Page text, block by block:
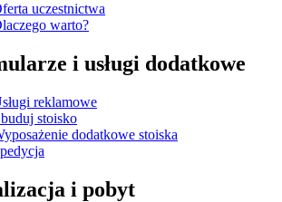
uczestnictwa
warto?
i usługi dodatkowe
reklamowe
stoisko
dodatkowe stoiska
i pobyt